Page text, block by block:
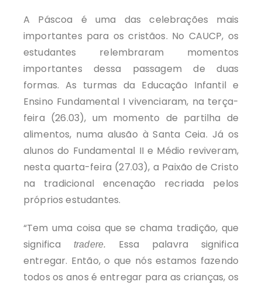
A Páscoa é uma das celebrações mais
importantes para os cristãos. No CAUCP, os
estudantes relembraram momentos
importantes dessa passagem de duas
formas. As turmas da Educação Infantil e
Ensino Fundamental I vivenciaram, na terça-
feira (26.03), um momento de partilha de
alimentos, numa alusão à Santa Ceia. Já os
alunos do Fundamental II e Médio reviveram,
nesta quarta-feira (27.03), a Paixão de Cristo
na tradicional encenação recriada pelos
próprios estudantes.
“Tem uma coisa que se chama tradição, que
significa
tradere. Essa palavra significa
entregar. Então, o que nós estamos fazendo
todos os anos é entregar para as crianças, os